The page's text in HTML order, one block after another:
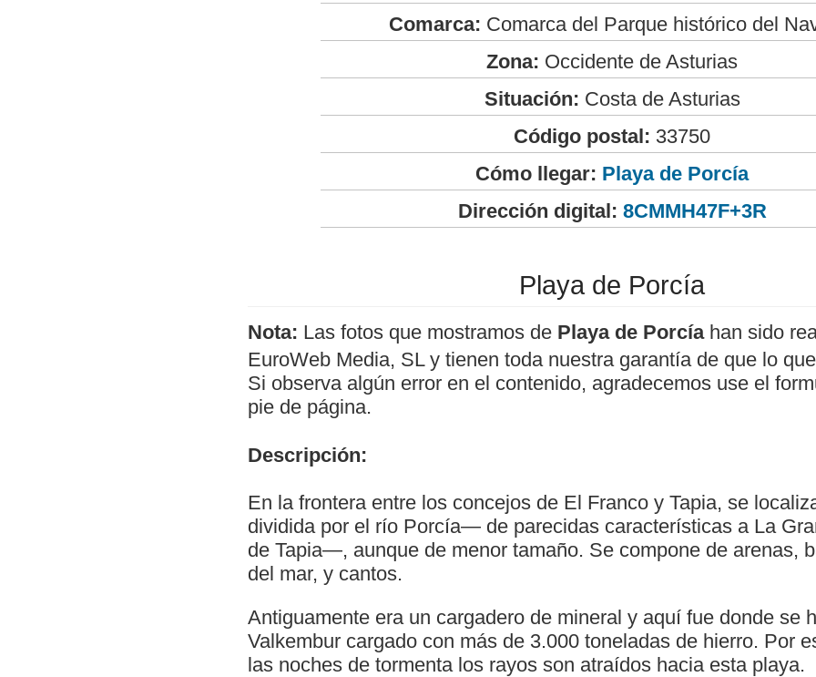
Comarca: Comarca del Parque histórico del
Zona: Occidente de Asturias
Situación: Costa de Asturias
Código postal: 33750
Cómo llegar: Playa de Porcía
Dirección digital: 8CMMH47F+3R
Playa de Porcía
Nota: Las fotos que mostramos de Playa de Porcíahan sido
EuroWeb Media, SL y tienen toda nuestra garantía de que lo
Si observa algún error en el contenido, agradecemos use el
pie de página.
Descripción:
En la frontera entre los concejos de El Franco y Tapia, se
dividida por el río Porcía— de parecidas características a La
de Tapia—, aunque de menor tamaño. Se compone de arenas,
del mar, y cantos.
Antiguamente era un cargadero de mineral y aquí fue donde se
Valkembur cargado con más de 3.000 toneladas de hierro. Por
las noches de tormenta los rayos son atraídos hacia esta playa.